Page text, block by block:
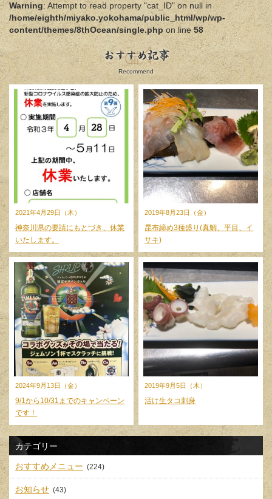
Warning: Attempt to read property "cat_ID" on null in
/home/eighth/miyako.yokohama/public_html/wp/wp-
content/themes/8thOcean/single.phpon line58
おすすめ記事
Recommend
2021年4月29日（木）
神奈川県の要請にもとづき、休業
いたします。
2019年8月23日（金）
昆布締め3種盛り(真鯛、平目、イ
サキ)
2024年9月13日（金）
9/1から10/31までのキャンペーン
です！
2019年9月5日（木）
活け生タコ刺身
カテゴリー
おすすめメニュー (224)
お知らせ (43)